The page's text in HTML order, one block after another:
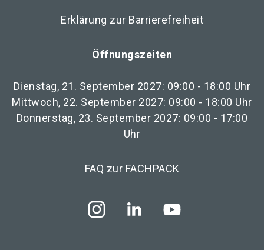
Erklärung zur Barrierefreiheit
Öffnungszeiten
Dienstag, 21. September 2027: 09:00 - 18:00 Uhr
Mittwoch, 22. September 2027: 09:00 - 18:00 Uhr
Donnerstag, 23. September 2027: 09:00 - 17:00
Uhr
FAQ zur FACHPACK